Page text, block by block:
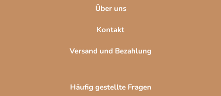
Über uns
Kontakt
Versand und Bezahlung
Häufig gestellte Fragen